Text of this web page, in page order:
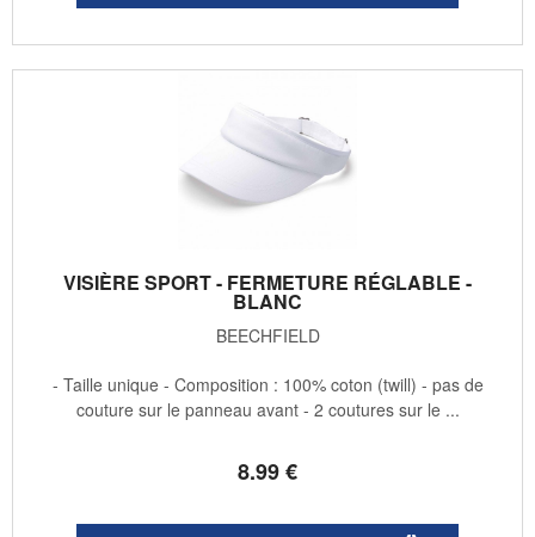
VISIÈRE SPORT - FERMETURE RÉGLABLE -
BLANC
BEECHFIELD
8.99€
- Taille unique - Composition : 100% coton (twill) - pas de
couture sur le panneau avant - 2 coutures sur le ...